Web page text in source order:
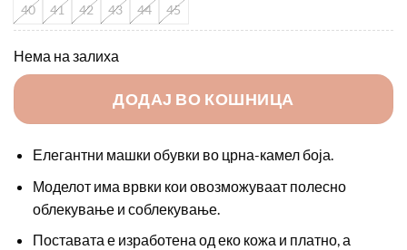
40 41 42 43 44 45
Нема на залиха
ДОДАЈ ВО КОШНИЦА
Елегантни машки обувки во црна-камел боја.
Моделот има врвки кои овозможуваат полесно
облекување и соблекување.
Поставата е изработена од еко кожа и платно, а